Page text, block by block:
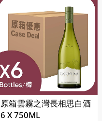
原箱雲霧之灣長相思白酒
6 X 750ML